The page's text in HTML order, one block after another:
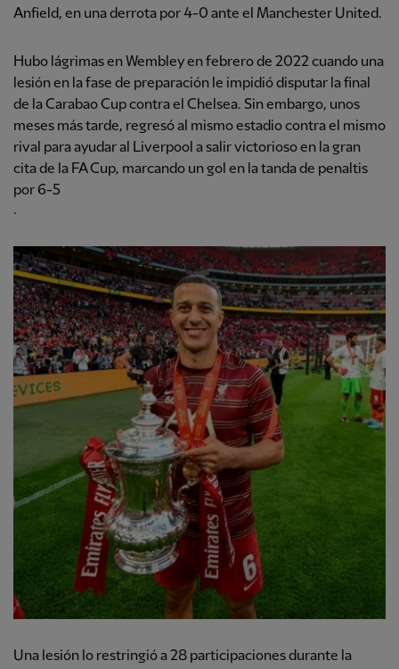
Anfield, en una derrota por 4-0 ante el Manchester United.
Hubo lágrimas en Wembley en febrero de 2022 cuando una
lesión en la fase de preparación le impidió disputar la final
de la Carabao Cup contra el Chelsea. Sin embargo, unos
meses más tarde, regresó al mismo estadio contra el mismo
rival para ayudar al Liverpool a salir victorioso en la gran
cita de la FA Cup, marcando un gol en la tanda de penaltis
por 6-5
.
Una lesión lo restringió a 28 participaciones durante la